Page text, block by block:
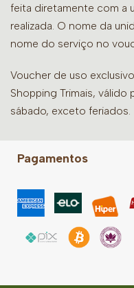
feita diretamente com a
realizada. O nome da
nome do serviço no
Voucher de uso
Shopping Trimais, válido
sábado, exceto feriados.
Pagamentos